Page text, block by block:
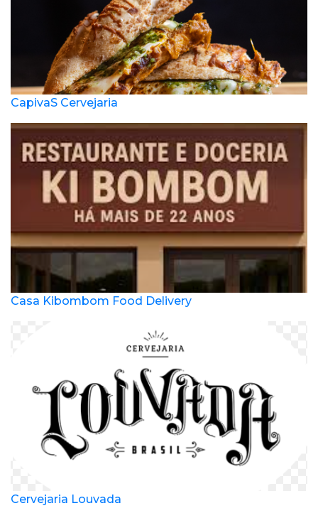
CapivaS Cervejaria
Casa Kibombom Food Delivery
Cervejaria Louvada